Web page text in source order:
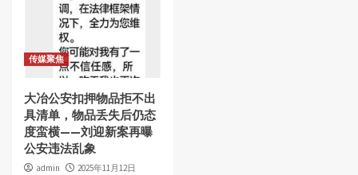
传媒聚焦
大冶公安扣押物品拒不出
具清单，物品丢失后仍态
度蛮横——刘迎新案再曝
公安违法乱象
admin
2025年11月12日